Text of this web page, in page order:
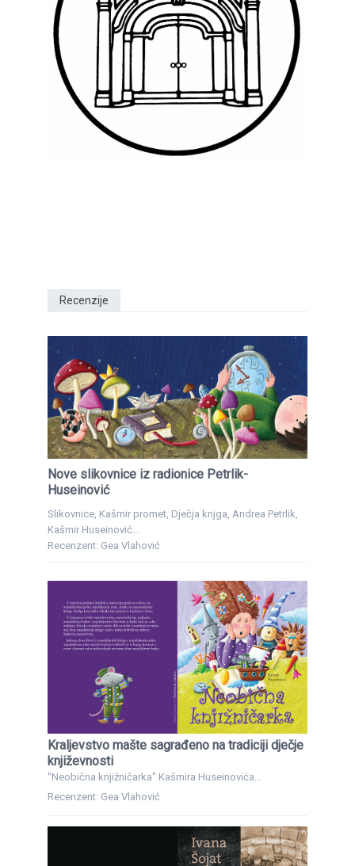
Recenzije
Nove slikovnice iz radionice Petrlik-
Huseinović
Slikovnice, Kašmir promet, Dječja knjga, Andrea Petrlik,
Kašmir Huseinović...
Recenzent: Gea Vlahović
Kraljevstvo mašte sagrađeno na tradiciji dječje
književnosti
"Neobična knjižničarka" Kašmira Huseinovića...
Recenzent: Gea Vlahović